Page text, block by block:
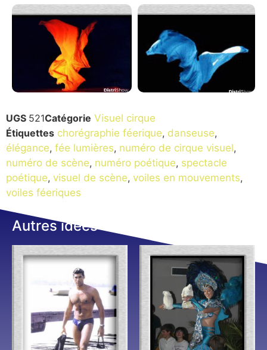
UGS 521Catégorie Visuel cirque
Étiquettes chorégraphie féerique, danseuse,
élégance, fée lumières, numéro de cirque visuel,
numéro de scène, numéro poétique, spectacle
poétique, visuel de scène, voiles en mouvements,
voiles féeriques
Autres idées